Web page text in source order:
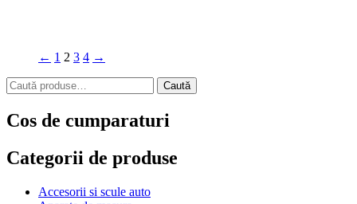
← 1 2 3 4 →
Caută
după:
Caută
Cos de cumparaturi
Categorii de produse
Accesorii si scule auto